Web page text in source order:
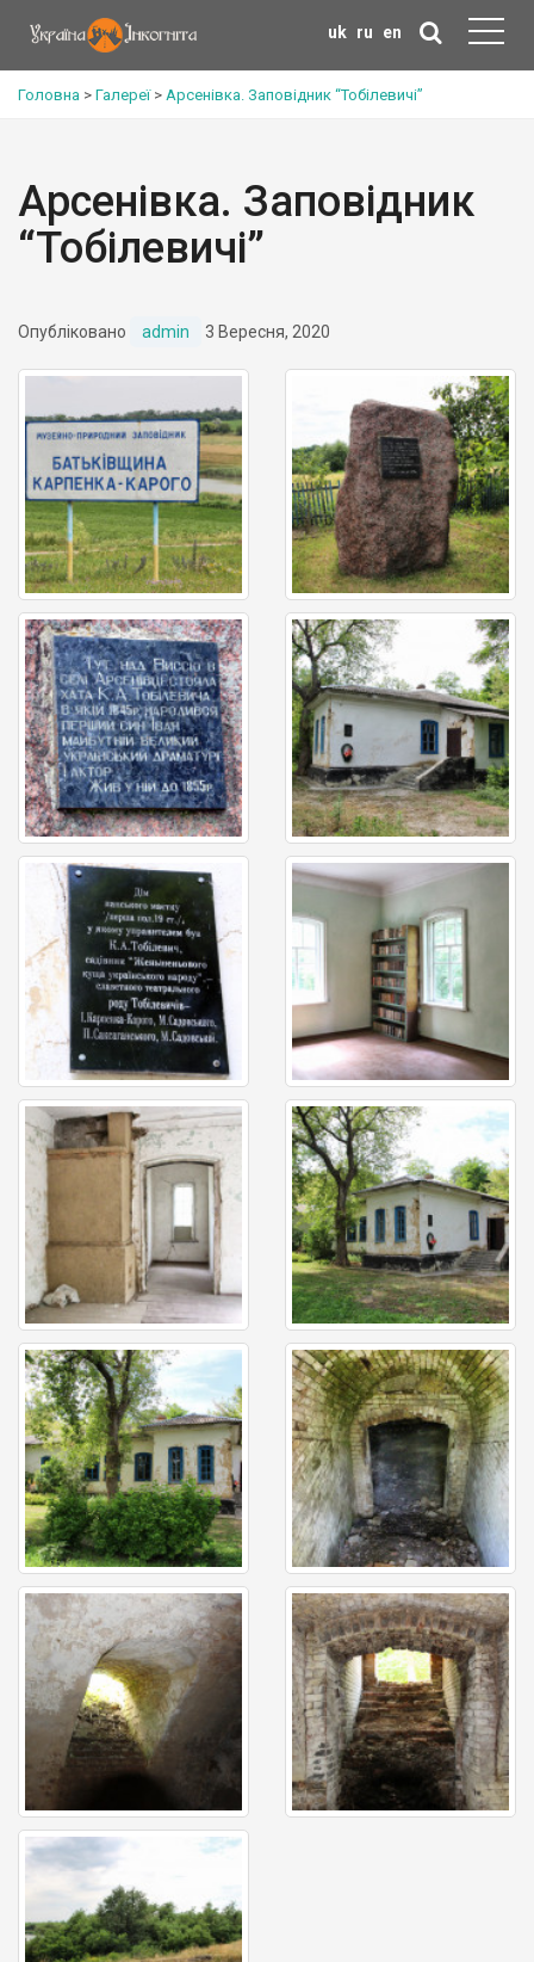
uk ru en
Головна > Галереї> Арсенівка. Заповідник “Тобілевичі”
Арсенівка. Заповідник
“Тобілевичі”
Опубліковано admin 3 Вересня, 2020